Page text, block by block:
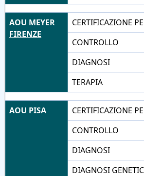
AOU MEYER
FIRENZE
CERTIFICAZIONE
CONTROLLO
DIAGNOSI
TERAPIA
AOU PISA
CERTIFICAZIONE
CONTROLLO
DIAGNOSI
DIAGNOSI